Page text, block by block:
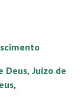
Deus, Juízo de
,